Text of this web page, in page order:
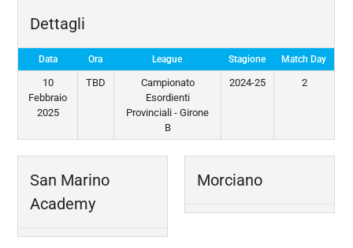
Dettagli
Data Ora League Stagione Match Day
10
Febbraio
2025
TBD
Campionato
Esordienti
Provinciali - Girone
B
2024-25 2
San Marino
Academy
Morciano